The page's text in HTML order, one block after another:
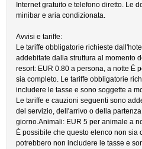
Internet gratuito e telefono diretto. Le
minibar e aria condizionata.
Avvisi e tariffe:
Le tariffe obbligatorie richieste
addebitate dalla struttura al momento
resort: EUR 0.80 a persona, a notte È
sia completo. Le tariffe obbligatorie
includere le tasse e sono soggette a
Le tariffe e cauzioni seguenti sono
del servizio, dell'arrivo o della
giorno.Animali: EUR 5 per animale a
È possibile che questo elenco non sia
potrebbero non includere le tasse e